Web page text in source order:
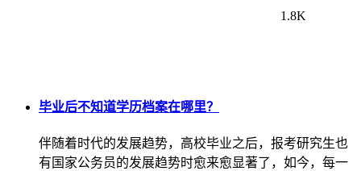
1.8K
毕业后不知道学历档案在哪里？
伴随着时代的发展趋势，高校毕业之后，报考研究生也
有国家公务员的发展趋势时愈来愈显著了，如今，每一